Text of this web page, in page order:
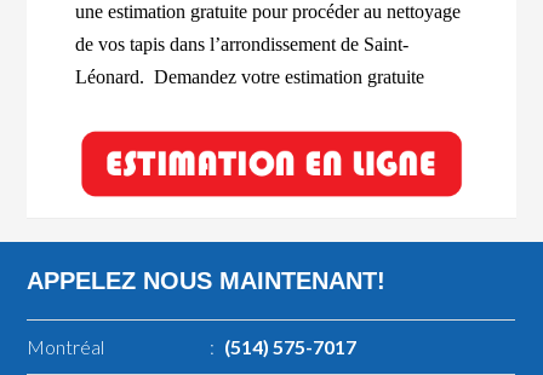
une estimation gratuite pour procéder au nettoyage
de vos tapis dans l’arrondissement de Saint-
Léonard. Demandez votre estimation gratuite
APPELEZ NOUS MAINTENANT!
Montréal : (514) 575-7017